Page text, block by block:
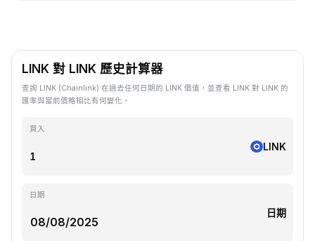
LINK 對 LINK 歷史計算器
查詢 LINK (Chainlink) 在過去任何日期的 LINK 價值，並查看 LINK 對 LINK 的
匯率與當前價格相比有何變化。
買入
LINK
日期
日期